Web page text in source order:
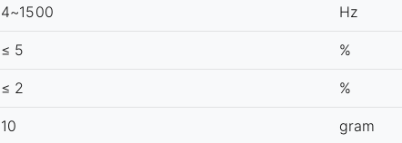
4~1500 Hz
≤ 5 %
≤ 2 %
10 gram